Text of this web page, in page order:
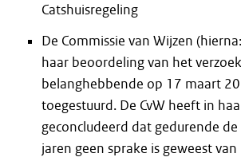
Catshuisregeling
De Commissie van Wijzen
haar beoordeling van het
belanghebbende op 17 maart
toegestuurd. De CvW heeft in
geconcludeerd dat gedurende
jaren geen sprake is geweest